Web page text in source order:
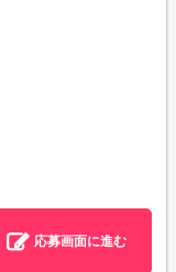
応募画面に進む